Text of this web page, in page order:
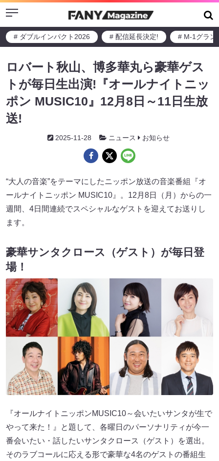
Menu
# ダブルインパクト2026 # 配信延長決定! # M-1グラン
ロバート秋山、博多華丸ら豪華ゲス
トが毎日生出演!『オールナイトニッ
ポン MUSIC10』12月8日～11日生放
送!
2025-11-28 ニュース お知らせ
“大人の音楽”をテーマにしたニッポン放送の音楽番組『オ
ールナイトニッポン MUSIC10』。12月8日（月）からの一
週間、4日間連続でスペシャルなゲストを迎えてお送りし
ます。
豪華サンタクロース（ゲスト）が毎日登
場！
『オールナイトニッポンMUSIC10～会いたいサンタが生で
やって来た！』と題して、各曜日のパーソナリティが今一
番会いたい・話したいサンタクロース（ゲスト）を選出。
そのラブコールに応える形で豪華な4名のゲストの番組生